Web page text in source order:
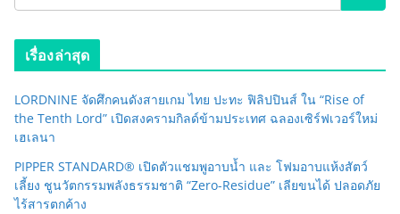
เรื่องล่าสุด
LORDNINE จัดศึกคนดังสายเกม ไทย ปะทะ ฟิลิปปินส์ ใน “Rise of
the Tenth Lord” เปิดสงครามกิลด์ข้ามประเทศ ฉลองเซิร์ฟเวอร์ใหม่
เฮเลนา
PIPPER STANDARD® เปิดตัวแชมพูอาบน้ำ และ โฟมอาบแห้งสัตว์
เลี้ยง ชูนวัตกรรมพลังธรรมชาติ “Zero-Residue” เลียขนได้ ปลอดภัย
ไร้สารตกค้าง